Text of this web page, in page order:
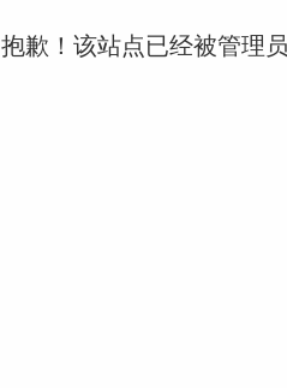
抱歉！该站点已经被管理